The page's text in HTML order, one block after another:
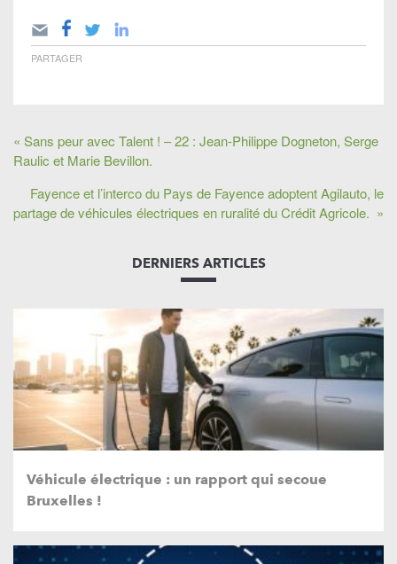
PARTAGER
« Sans peur avec Talent ! – 22 : Jean-Philippe Dogneton, Serge
Raulic et Marie Bevillon.
Fayence et l’interco du Pays de Fayence adoptent Agilauto, le
partage de véhicules électriques en ruralité du Crédit Agricole. »
DERNIERS ARTICLES
Véhicule électrique : un rapport qui secoue
Bruxelles !